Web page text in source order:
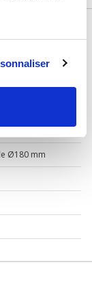
Ø180 mm